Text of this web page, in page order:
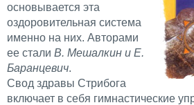
основывается эта
оздоровительная система
именно на них. Авторами
ее стали В. Мешалкин и Е.
Баранцевич.
Свод здравы Стрибога
включает в себя гимнастические